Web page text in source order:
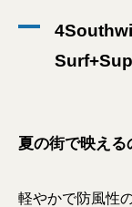
夏の街で映える
軽やかで防風性